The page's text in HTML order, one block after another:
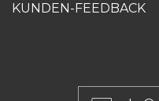
KUNDEN-FEEDBACK